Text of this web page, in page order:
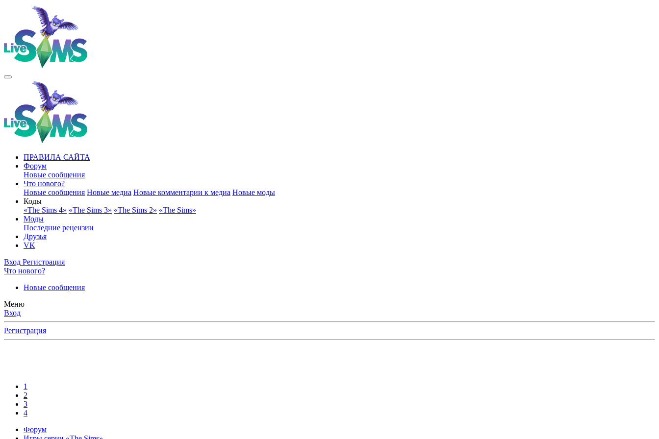
ПРАВИЛА САЙТА
Форум
Новые сообщения
Что нового?
Новые сообщения Новые медиа Новые комментарии к медиа Новые моды
Коды
«The Sims 4» «The Sims 3» «The Sims 2» «The Sims»
Моды
Последние рецензии
Друзья
VK
Вход Регистрация
Что нового?
Новые сообщения
Меню
Вход
Регистрация
1
2
3
4
Форум